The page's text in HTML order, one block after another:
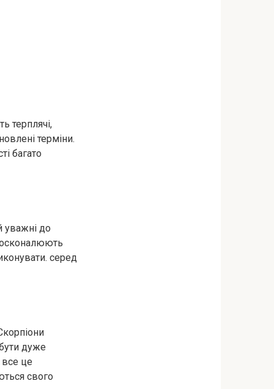
терплячі,
терміни.
багато
уважні до
серед
дуже
все це
свого